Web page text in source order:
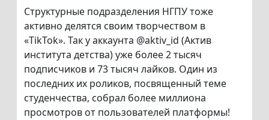
Структурные подразделения НГПУ тоже
активно делятся своим творчеством в
«TikTok». Так у аккаунта @aktiv_id (Актив
института детства) уже более 2 тысяч
подписчиков и 73 тысяч лайков. Один из
последних их роликов, посвященный теме
студенчества, собрал более миллиона
просмотров от пользователей платформы!